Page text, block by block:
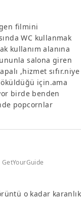
filmini
WC kullanmak
kullanım alanına
salona giren
,hizmet sıfır.niye
için.ama
birde benden
popcornlar
o kadar karanlık